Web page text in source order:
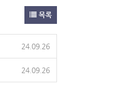
목록
24.09.26
24.09.26